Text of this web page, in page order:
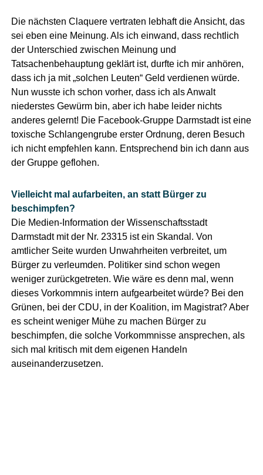
Die nächsten Claquere vertraten lebhaft die Ansicht, das
sei eben eine Meinung. Als ich einwand, dass rechtlich
der Unterschied zwischen Meinung und
Tatsachenbehauptung geklärt ist, durfte ich mir anhören,
dass ich ja mit „solchen Leuten“ Geld verdienen würde.
Nun wusste ich schon vorher, dass ich als Anwalt
niederstes Gewürm bin, aber ich habe leider nichts
anderes gelernt! Die Facebook-Gruppe Darmstadt ist eine
toxische Schlangengrube erster Ordnung, deren Besuch
ich nicht empfehlen kann. Entsprechend bin ich dann aus
der Gruppe geflohen.
Vielleicht mal aufarbeiten, an statt Bürger zu
beschimpfen?
Die Medien-Information der Wissenschaftsstadt
Darmstadt mit der Nr. 23315 ist ein Skandal. Von
amtlicher Seite wurden Unwahrheiten verbreitet, um
Bürger zu verleumden. Politiker sind schon wegen
weniger zurückgetreten. Wie wäre es denn mal, wenn
dieses Vorkommnis intern aufgearbeitet würde? Bei den
Grünen, bei der CDU, in der Koalition, im Magistrat? Aber
es scheint weniger Mühe zu machen Bürger zu
beschimpfen, die solche Vorkommnisse ansprechen, als
sich mal kritisch mit dem eigenen Handeln
auseinanderzusetzen.